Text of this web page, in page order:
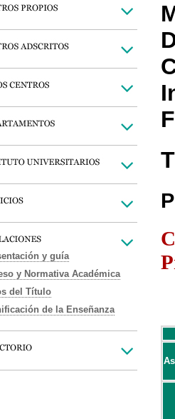
y guía
y Normativa Académica
del Título
de la Enseñanza